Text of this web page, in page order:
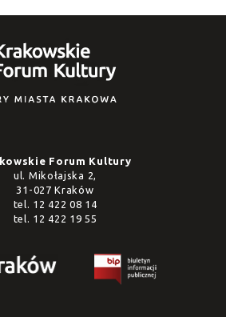
Forum Kultury
ul. Mikołajska 2,
31-027 Kraków
tel. 12 422 08 14
tel. 12 422 19 55